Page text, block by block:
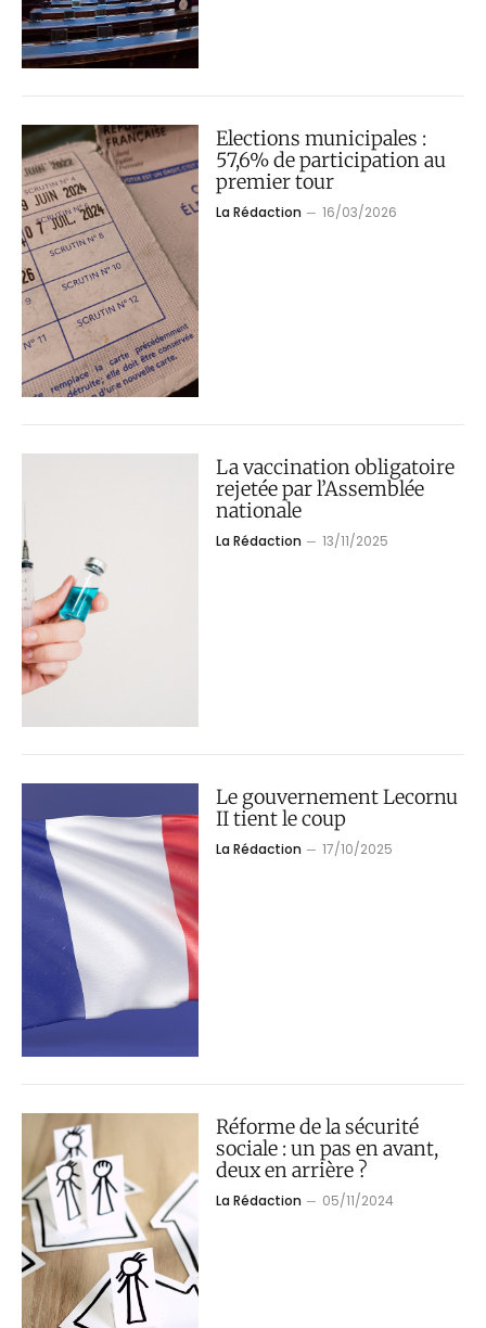
Elections municipales :
57,6% de participation au
premier tour
La Rédaction 16/03/2026
La vaccination obligatoire
rejetée par l’Assemblée
nationale
La Rédaction 13/11/2025
Le gouvernement Lecornu
II tient le coup
La Rédaction 17/10/2025
Réforme de la sécurité
sociale : un pas en avant,
deux en arrière ?
La Rédaction 05/11/2024